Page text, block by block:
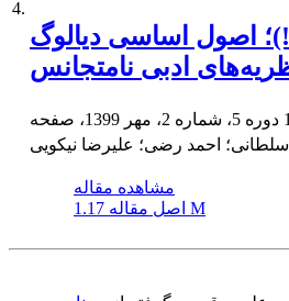
4.
اصول اساسی دیالوگ
ادبی نامتجانس
سلطانی؛ احمد رضی؛ علیرضا نیکویی
مشاهده مقاله
اصل مقاله 1.17 M